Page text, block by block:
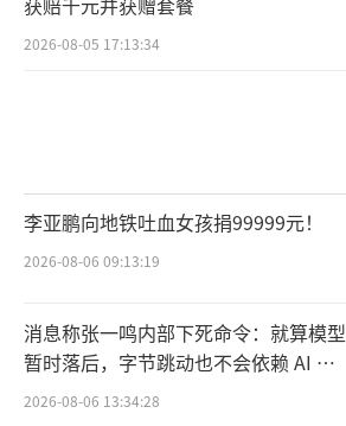
2026-08-05 17:13:34
李亚鹏向地铁吐血女孩捐99999元！
2026-08-06 09:13:19
消息称张一鸣内部下死命令：就算模型
暂时落后，字节跳动也不会依赖 AI 蒸
馏技术
2026-08-06 13:34:28